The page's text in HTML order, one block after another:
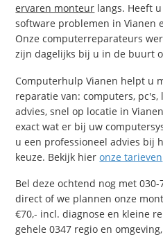
ervaren monteur langs. Heeft
software problemen in Vianen
Onze computerreparateurs
zijn dagelijks bij u in de buurt
Computerhulp Vianen helpt u
reparatie van: computers,
advies, snel op locatie in
exact wat er bij uw
u een professioneel advies bij
keuze. Bekijk hieronze tarieven
Bel deze ochtend nog met
direct of we plannen onze
€70,- incl. diagnose en kleine
gehele 0347 regio en